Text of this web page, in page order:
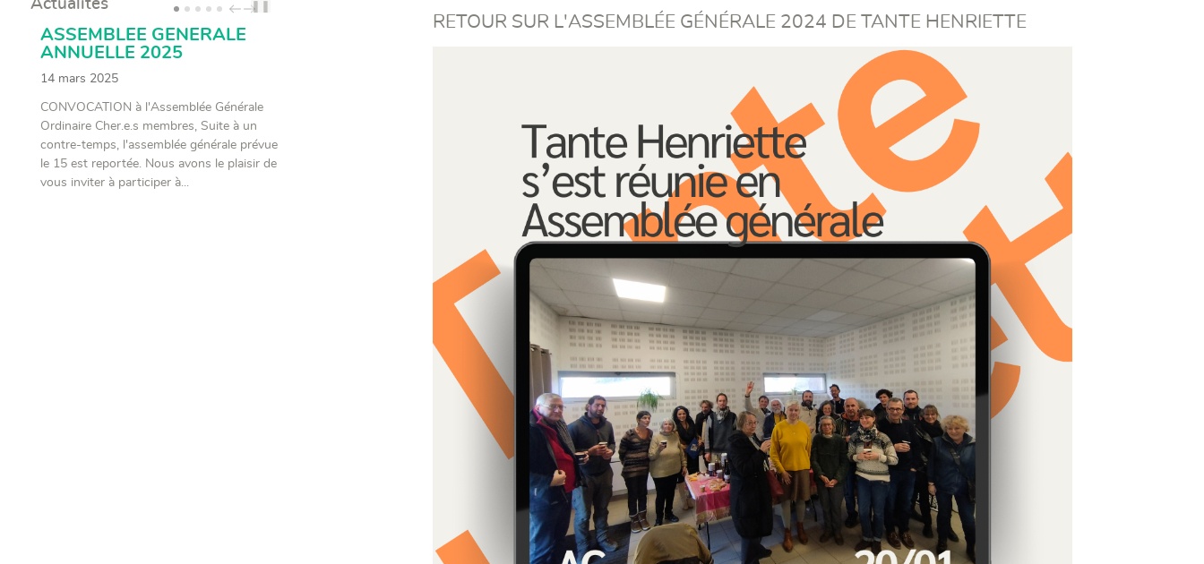
Actualités PREVNEXT
❚❚
ASSEMBLEE GENERALE
ANNUELLE 2025
14 mars 2025
CONVOCATION à l'Assemblée Générale
Ordinaire Cher.e.s membres, Suite à un
contre-temps, l'assemblée générale prévue
le 15 est reportée. Nous avons le plaisir de
vous inviter à participer à...
RETOUR SUR L'ASSEMBLÉE GÉNÉRALE 2024 DE TANTE HENRIETTE